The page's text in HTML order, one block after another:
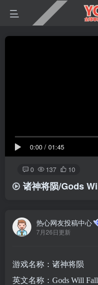
0:00 / 01:45
0 137 10
诸神将陨/Gods
热心网友投稿中心
7月26日更新
游戏名称：诸神将陨
英文名称：Gods Will Fall